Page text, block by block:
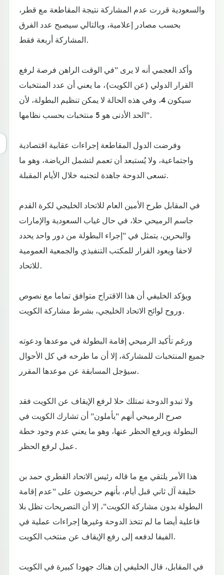
والسعودية ‏قررت عدم المشاركة نتيجة المقاطعة ‏مع قطر،
بحسب مصادر إعلامية، ‏وبالتالي سيصبح عدد الفرق
المشاركة أربعة فقط.
وأكد العجمي أنه لا يرى "في الوقت الراهن فرصة لرفع
القرار الدولي (عن الكويت)، ما يعني أن عدد المنتخبات
سيكون 4، وفي هذه الحالة لا يمكن تنظيم البطولة، لأن
الحد الأدنى هو 5 منتخبات بحسب نظامها".
وفرضت الدول المقاطعة إجراءات عقابية اقتصادية
واجتماعية، ولا يُستبعد أن تعمم لتشمل الرياضة، وهو ما
تسعى الدوحة جاهدة لتجنبه خلال الأيام المقبلة.
في المقابل طرح الأمين العام للاتحاد الخليجي لكرة القدم
جاسم الرميحي حلا، في حال غياب السعودية والإمارات
والبحرين، يتمثل في "إجراء البطولة من دور واحد يحدد
لاحقا ويعود القرار للمكتب التنفيذي والجمعية العمومية
للاتحاد.
ويؤكد الخليفي أن هذا الاقتراح متوافق تماما مع نصوص
وروح لوائح الاتحاد الخليجي، بشرط مشاركة الكويت.
ورغم تأكيد الرميحي إقامة البطولة في موعدها ودعوته
جميع المنتخبات للمشاركة، إلا أن ما طرحه في كل الأحوال
سيؤجل المسابقة عن موعدها المقرر.
ولا تبدو الدوحة تمتلك حلا لرفع الإيقاف عن الكويت فقد
صرح الرميحي أنهم "يأملون" أن تشارك الكويت في
البطولة ويرفع الحظر عنها، وهو ما يعني عدم وجود خطة
عمل لرفع الحظر.
هذا الأمر يلتقي مع ما قاله رئيس الاتحاد القطري حمد بن
خليفة آل ثاني قبل أيام، بأنهم حريصون على "عدم إقامة
البطولة بدون مشاركة الكويت"، إلا أن التصريحات تظل بلا
فاعلية أيضا ما لم تتخذ الدوحة وغيرها إجراءات عملية في
الفيفا لدفعه إلى رفع الإيقاف عن منتخب الكويت.
في المقابل، قال الخليفي إن هناك جهودا كبيرة في الكويت